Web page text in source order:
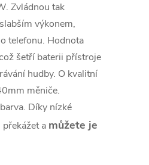
Zvládnou tak
výkonem,
telefonu. Hodnota
šetří baterii přístroje
hudby. O kvalitní
měniče.
Díky nízké
a můžete je